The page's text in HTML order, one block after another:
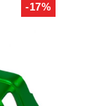
-17%